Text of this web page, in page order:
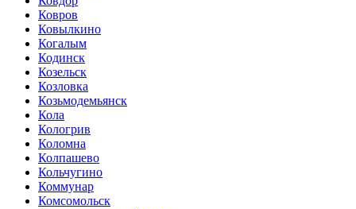
Ковров
Ковылкино
Когалым
Кодинск
Козельск
Козловка
Козьмодемьянск
Кола
Кологрив
Коломна
Колпашево
Кольчугино
Коммунар
Комсомольск